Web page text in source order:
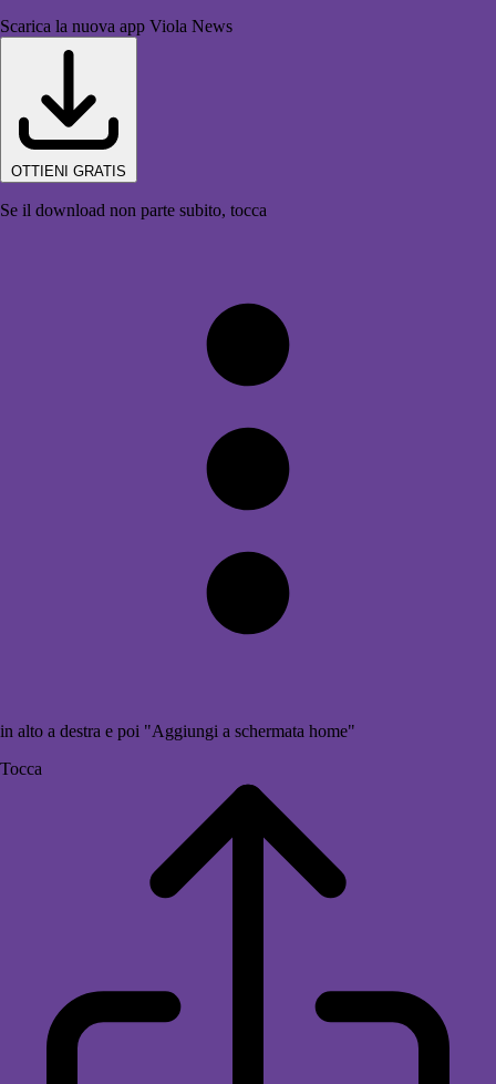
Scarica la nuova app Viola News
OTTIENI GRATIS
Se il download non parte subito, tocca
in alto a destra e poi "Aggiungi a schermata home"
Tocca